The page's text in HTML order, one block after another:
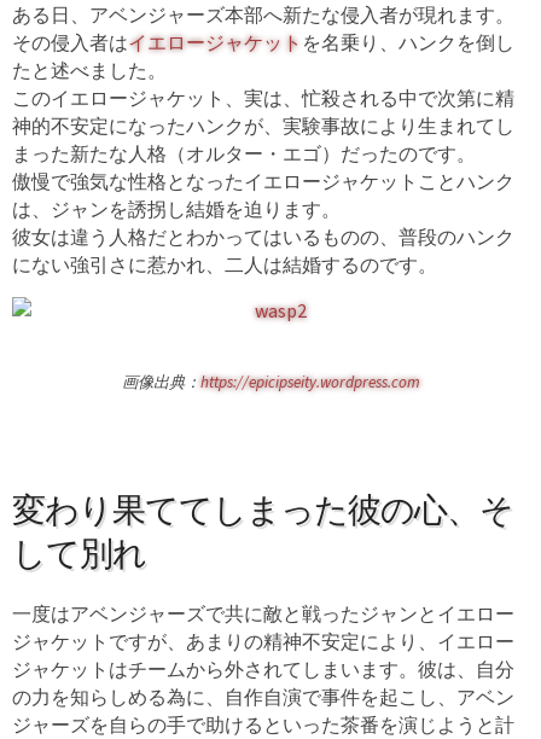
ある日、アベンジャーズ本部へ新たな侵入者が現れます。
その侵入者はイエロージャケット を名乗り、ハンクを倒し
たと述べました。
このイエロージャケット、実は、忙殺される中で次第に精
神的不安定になったハンクが、実験事故により生まれてし
まった新たな人格（オルター・エゴ）だったのです。
傲慢で強気な性格となったイエロージャケットことハンク
は、ジャンを誘拐し結婚を迫ります。
彼女は違う人格だとわかってはいるものの、普段のハンク
にない強引さに惹かれ、二人は結婚するのです。
画像出典： https://epicipseity.wordpress.com
変わり果ててしまった彼の心、そ
して別れ
一度はアベンジャーズで共に敵と戦ったジャンとイエロー
ジャケットですが、あまりの精神不安定により、イエロー
ジャケットはチームから外されてしまいます。彼は、自分
の力を知らしめる為に、自作自演で事件を起こし、アベン
ジャーズを自らの手で助けるといった茶番を演じようと計